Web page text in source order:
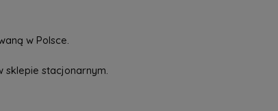
w Polsce.
sklepie stacjonarnym.